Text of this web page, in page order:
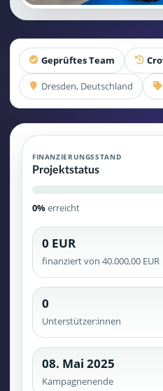
Geprüftes Team
Dresden, Deutschland
FINANZIERUNGSSTAND
Projektstatus
0%erreicht
0 EUR
finanziert von 40.000,00 EUR
0
Unterstützer:innen
08. Mai 2025
Kampagnenende